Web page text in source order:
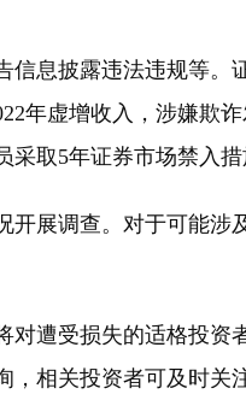
息披露违法违规等。
年虚增收入，涉嫌欺
取5年证券市场禁入措
展调查。对于可能涉
遭受损失的适格投资
相关投资者可及时关